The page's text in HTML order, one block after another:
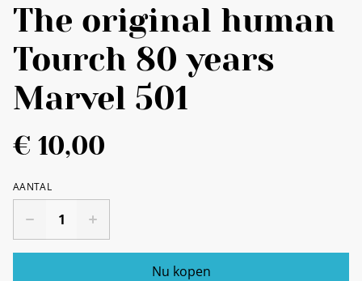
The original human
Tourch 80 years
Marvel 501
€ 10,00
AANTAL
Nu kopen